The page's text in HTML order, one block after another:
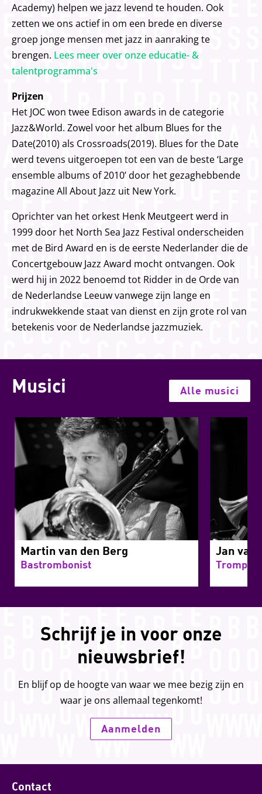
Academy) helpen we jazz levend te houden. Ook
zetten we ons actief in om een brede en diverse
groep jonge mensen met jazz in aanraking te
brengen. Lees meer over onze educatie- &
talentprogramma's
Prijzen
Het JOC won twee Edison awards in de categorie
Jazz&World. Zowel voor het album Blues for the
Date(2010) als Crossroads(2019). Blues for the Date
werd tevens uitgeroepen tot een van de beste ‘Large
ensemble albums of 2010’ door het gezaghebbende
magazine All About Jazz uit New York.
Oprichter van het orkest Henk Meutgeert werd in
1999 door het North Sea Jazz Festival onderscheiden
met de Bird Award en is de eerste Nederlander die de
Concertgebouw Jazz Award mocht ontvangen. Ook
werd hij in 2022 benoemd tot Ridder in de Orde van
de Nederlandse Leeuw vanwege zijn lange en
indrukwekkende staat van dienst en zijn grote rol van
betekenis voor de Nederlandse jazzmuziek.
Musici Alle musici
Martin van den Berg
Bastrombonist
Jan van
Schrijf je in voor onze
nieuwsbrief!
En blijf op de hoogte van waar we mee bezig zijn en
waar je ons allemaal tegenkomt!
Aanmelden
Contact